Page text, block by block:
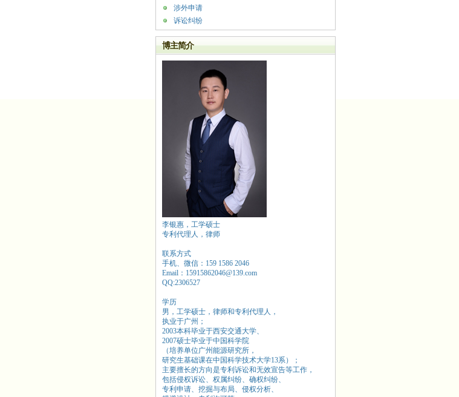
涉外申请
诉讼纠纷
博主简介
李银惠，工学硕士
专利代理人，律师
联系方式
手机、微信：159 1586 2046
Email：15915862046@139.com
QQ:2306527
学历
男，工学硕士，律师和专利代理人，
执业于广州；
2003本科毕业于西安交通大学、
2007硕士毕业于中国科学院
（培养单位广州能源研究所，
研究生基础课在中国科学技术大学13系）；
主要擅长的方向是专利诉讼和无效宣告等工作，
包括侵权诉讼、权属纠纷、确权纠纷、
专利申请、挖掘与布局、侵权分析、